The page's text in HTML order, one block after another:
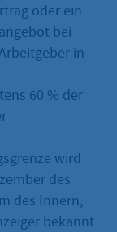
oder ein
bei
in
60 % der
wird
des
des Innern,
bekannt